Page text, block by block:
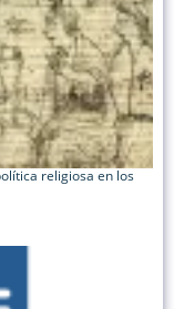
religiosa en los